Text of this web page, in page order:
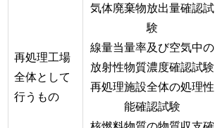
再処理工場
全体として
行うもの
気体廃棄物放出量確認試
験
線量当量率及び空気中の
放射性物質濃度確認試験
再処理施設全体の処理性
能確認試験